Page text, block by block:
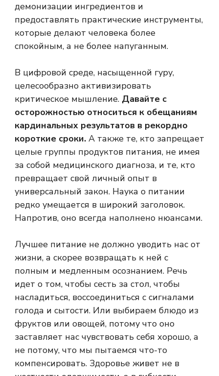
демонизации ингредиентов и
предоставлять практические инструменты,
которые делают человека более
спокойным, а не более напуганным.
В цифровой среде, насыщенной гуру,
целесообразно активизировать
критическое мышление. Давайте с
осторожностью относиться к обещаниям
кардинальных результатов в рекордно
короткие сроки. А также те, кто запрещает
целые группы продуктов питания, не имея
за собой медицинского диагноза, и те, кто
превращает свой личный опыт в
универсальный закон. Наука о питании
редко умещается в широкий заголовок.
Напротив, оно всегда наполнено нюансами.
Лучшее питание не должно уводить нас от
жизни, а скорее возвращать к ней с
полным и медленным осознанием. Речь
идет о том, чтобы сесть за стол, чтобы
насладиться, воссоединиться с сигналами
голода и сытости. Или выбираем блюдо из
фруктов или овощей, потому что оно
заставляет нас чувствовать себя хорошо, а
не потому, что мы пытаемся что-то
компенсировать. Здоровье живет не в